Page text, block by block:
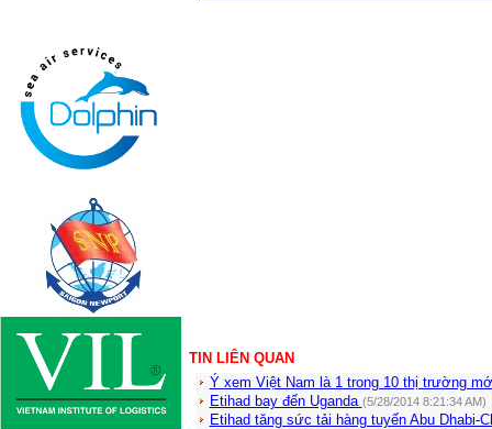
TIN LIÊN QUAN
Ý xem Việt Nam là 1 trong 10 thị trường
Etihad bay đến Uganda (5/28/2014 8:21:34 AM)
Etihad tăng sức tải hàng tuyến Abu Dhabi-